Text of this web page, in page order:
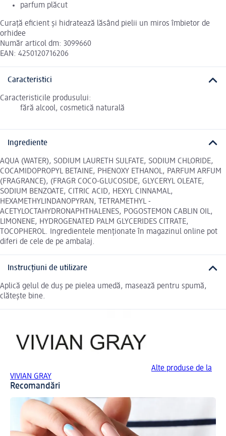
parfum plăcut
Curață eficient și hidratează lăsând pielii un miros îmbietor de
orhidee
Număr articol dm: 3099660
EAN: 4250120716206
Caracteristici
Caracteristicile produsului:
fără alcool, cosmetică naturală
Ingrediente
AQUA (WATER), SODIUM LAURETH SULFATE, SODIUM CHLORIDE,
COCAMIDOPROPYL BETAINE, PHENOXY ETHANOL, PARFUM ARFUM
(FRAGRANCE), (FRAGR COCO-GLUCOSIDE, GLYCERYL OLEATE,
SODIUM BENZOATE, CITRIC ACID, HEXYL CINNAMAL,
HEXAMETHYLINDANOPYRAN, TETRAMETHYL -
ACETYLOCTAHYDRONAPHTHALENES, POGOSTEMON CABLIN OIL,
LIMONENE, HYDROGENATED PALM GLYCERIDES CITRATE,
TOCOPHEROL. Ingredientele menționate în magazinul online pot
diferi de cele de pe ambalaj.
Instrucțiuni de utilizare
Aplică gelul de duș pe pielea umedă, masează pentru spumă,
clătește bine.
Alte produse de la
VIVIAN GRAY
Recomandări